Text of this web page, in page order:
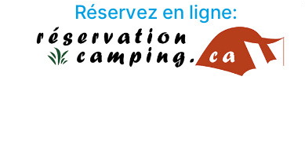
Réservez en ligne: